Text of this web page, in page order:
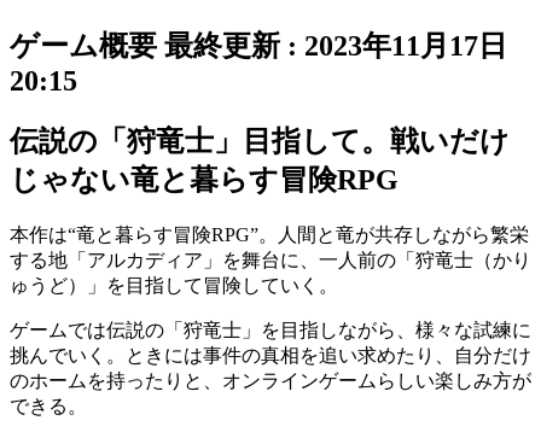
ゲーム概要 最終更新 : 2023年11月17日
20:15
伝説の「狩竜士」目指して。戦いだけ
じゃない竜と暮らす冒険RPG
本作は“竜と暮らす冒険RPG”。人間と竜が共存しながら繁栄
する地 「アルカディア」 を舞台に、一人前の 「狩竜士（かり
ゅうど）」
を目指して冒険していく。
ゲームでは伝説の「 狩竜士 」を目指しながら、様々な試練に
挑んでいく。ときには事件の真相を追い求めたり、自分だけ
のホームを持ったりと、オンラインゲームらしい楽しみ方が
できる。